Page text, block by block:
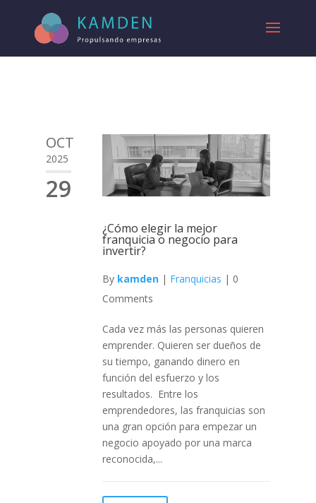
OCT
2025
29
¿Cómo elegir la mejor
franquicia o negocio para
invertir?
By kamden| Franquicias | 0
Comments
Cada vez más las personas quieren
emprender. Quieren ser dueños de
su tiempo, ganando dinero en
función del esfuerzo y los
resultados. Entre los
emprendedores, las franquicias son
una gran opción para empezar un
negocio apoyado por una marca
reconocida,...